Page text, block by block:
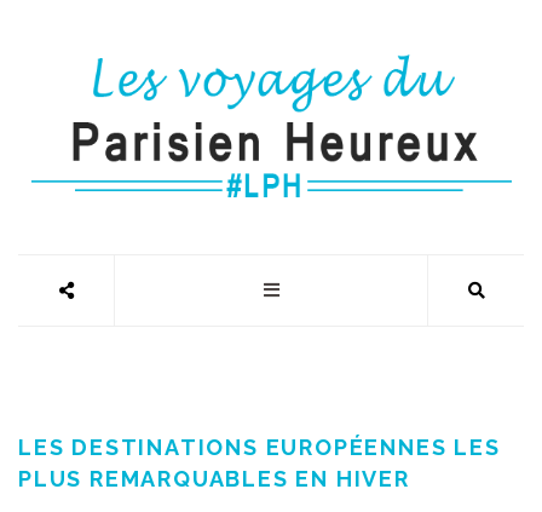
LES DESTINATIONS EUROPÉENNES LES
PLUS REMARQUABLES EN HIVER